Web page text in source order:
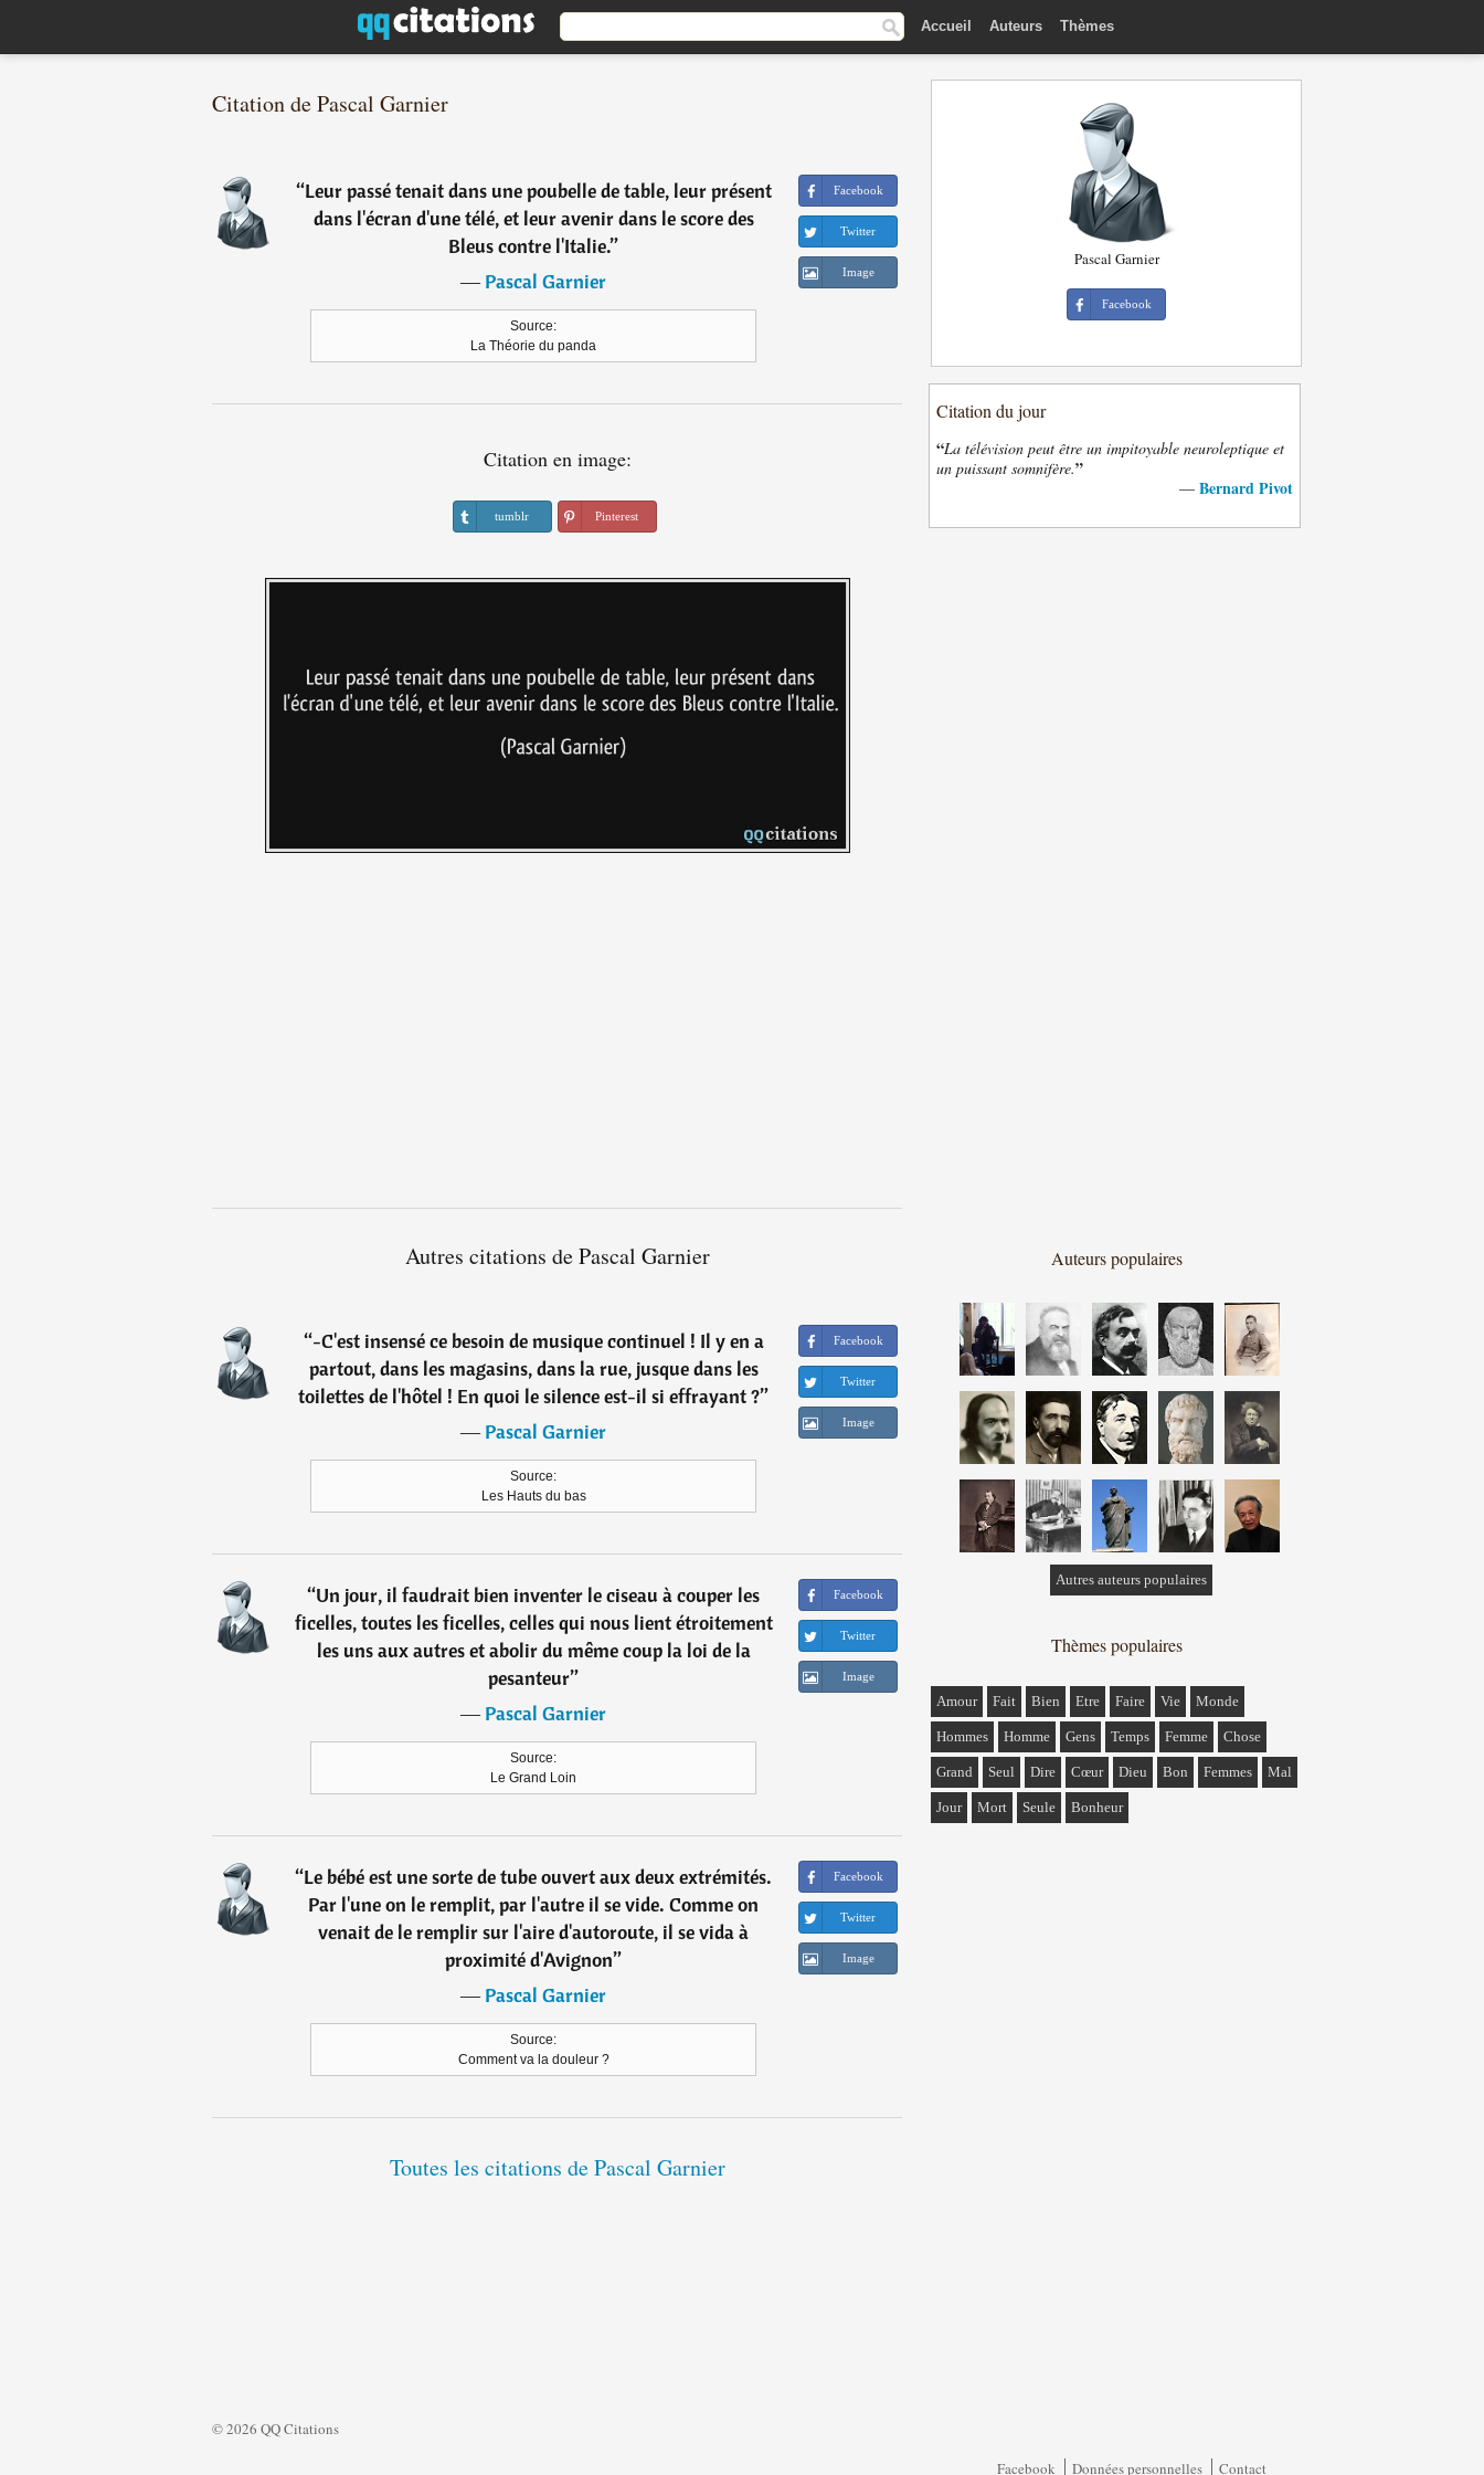
Accueil Auteurs Thèmes
Citation de Pascal Garnier
“Leur passé tenait dans une poubelle de table, leur présent
dans l'écran d'une télé, et leur avenir dans le score des
Bleus contre l'Italie.”
―Pascal Garnier
Source:
La Théorie du panda
Facebook
Twitter
Image
Citation en image:
tumblr Pinterest
Autres citations de Pascal Garnier
“-C'est insensé ce besoin de musique continuel ! Il y en a
partout, dans les magasins, dans la rue, jusque dans les
toilettes de l'hôtel ! En quoi le silence est-il si effrayant ?”
―Pascal Garnier
Source:
Les Hauts du bas
Facebook
Twitter
Image
“Un jour, il faudrait bien inventer le ciseau à couper les
ficelles, toutes les ficelles, celles qui nous lient étroitement
les uns aux autres et abolir du même coup la loi de la
pesanteur”
―Pascal Garnier
Source:
Le Grand Loin
Facebook
Twitter
Image
“Le bébé est une sorte de tube ouvert aux deux extrémités.
Par l'une on le remplit, par l'autre il se vide. Comme on
venait de le remplir sur l'aire d'autoroute, il se vida à
proximité d'Avignon”
―Pascal Garnier
Source:
Comment va la douleur ?
Facebook
Twitter
Image
Toutes les citations de Pascal Garnier
Pascal Garnier
Facebook
Citation du jour
“La télévision peut être un impitoyable neuroleptique et
un puissant somnifère.”
— Bernard Pivot
Auteurs populaires
Autres auteurs populaires
Thèmes populaires
Amour Fait Bien Etre Faire Vie Monde
Hommes Homme Gens Temps Femme Chose
Grand Seul Dire Cœur Dieu Bon Femmes Mal
Jour Mort Seule Bonheur
© 2026 QQ Citations
Facebook
Données personnelles Contact